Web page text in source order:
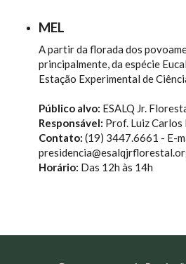
MEL
A partir da florada dos
principalmente, da espécie
Estação Experimental de
Público alvo: ESALQ Jr.
Responsável: Prof. Luiz
Contato: (19) 3447.6661 - E-
Horário: Das 12h às 14h